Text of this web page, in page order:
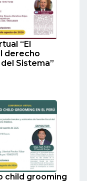
“El
derecho
Sistema”
child grooming